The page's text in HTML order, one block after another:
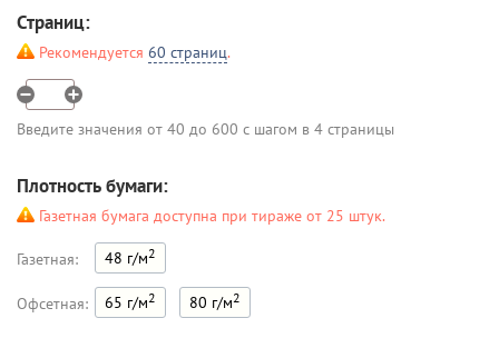
Страниц:
Рекомендуется 60 страниц.
Введите значения от 40 до 600 с шагом в 4 страницы
Плотность бумаги:
Газетная бумага доступна при тираже от 25 штук.
Газетная: 48 г/м2
Офсетная: 65 г/м2 80 г/м2